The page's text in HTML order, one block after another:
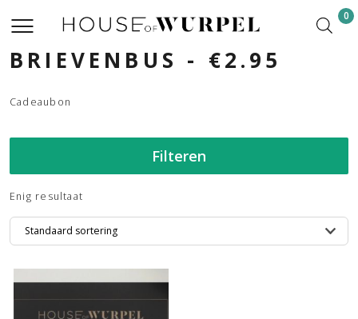
0
BRIEVENBUS - €2.95
Cadeaubon
Filteren
Enig resultaat